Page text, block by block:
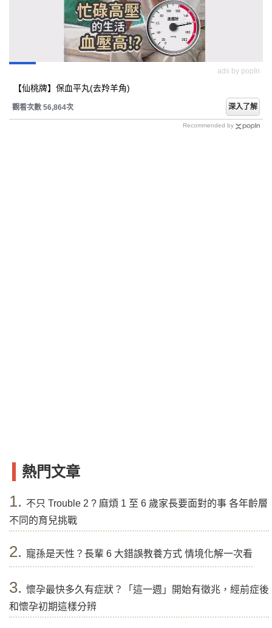
ads by popIn
【仙桃牌】保血平丸(去羚羊角)
觀看次數 56,870次 深入了解
Recommended by
熱門文章
1. 不只 Trouble 2 ? 麻煩 1 至 6 歲家長要面對的事 各年齡層
不同的育兒挑戰
2. 寵孫是天性？長輩 6 大錯誤教養方式 情境化解一次看
3. 懷孕最快多久有症狀？「這一週」開始有徵兆，經前症後
和懷孕初期這樣分辨